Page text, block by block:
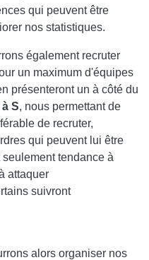
qui peuvent être
nos statistiques.
également recruter
un maximum d'équipes
présenteront un à côté du
S, nous permettant de
de recruter,
qui peuvent lui être
tendance à
attaquer
suivront
alors organiser nos